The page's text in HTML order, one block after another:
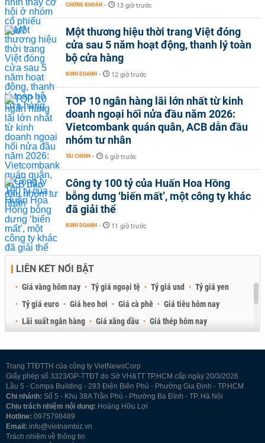
CHỨNG KHOÁN - 13 giờ trước
Một thương hiệu thời trang Việt đóng
cửa sau 5 năm hoạt động, thanh lý toàn
bộ cửa hàng
KINH DOANH - 12 giờ trước
TOP 10 ngân hàng lãi lớn nhất từ kinh
doanh ngoại hối nửa đầu năm 2026:
Vietcombank quán quân, ACB dẫn đầu
nhóm tư nhân
TÀI CHÍNH - 6 giờ trước
Công ty 100 tỷ của Huấn Hoa Hồng
bỗng dưng ‘biến mất’, một công ty khác
đã giải thể
KINH DOANH - 11 giờ trước
LIÊN KẾT NỔI BẬT
Giá vàng hôm nay Tỷ giá ngoại tệ Tỷ giá usd
Tỷ giá yen
Tỷ giá euro
Giá heo hơi Giá cà phê
Giá tiêu hôm nay
Lãi suất ngân hàng
Giá xăng dầu
Giá thép hôm nay
Trang TTĐTTH của công ty VietNewsCorp
Giấy phép số 3323/GP-TTĐT do Sở VH&TT TP.HCM cấp ngày 20/3/2026
Lầu 5 - Compa Building - 293 Điện Biên Phủ - Phường Gia Định - TP.HCM
Chi nhánh: Số 5 - Khu 38A Trần Phú - Phường Ba Đình - TP. Hà Nội
Chịu trách nhiệm nội dung: Hoàng Hữu Lợi
Hotline: 0975798489
Email: info@vietnambiz.vn
Trách nhiệm về thông tin